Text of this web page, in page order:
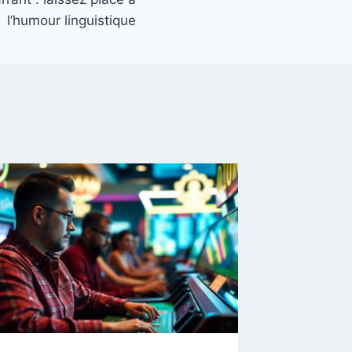
l’humour linguistique